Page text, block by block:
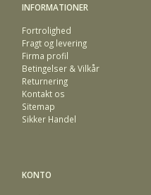
INFORMATIONER
Fortrolighed
Fragt og levering
Firma profil
Betingelser & Vilkår
Returnering
Kontakt os
Sitemap
Sikker Handel
KONTO